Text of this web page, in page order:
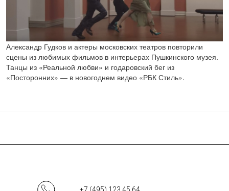
Александр Гудков и актеры московских театров повторили
сцены из любимых фильмов в интерьерах Пушкинского музея.
Танцы из «Реальной любви» и годаровский бег из
«Посторонних» — в новогоднем видео «РБК Стиль».